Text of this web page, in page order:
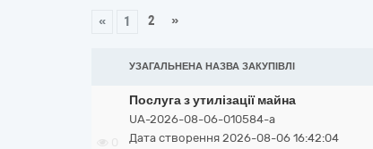
« 1 2 »
УЗАГАЛЬНЕНА НАЗВА ЗАКУПІВЛІ
Послуга з утилізації майна
UA-2026-08-06-010584-a
Дата створення 2026-08-06 16:42:04